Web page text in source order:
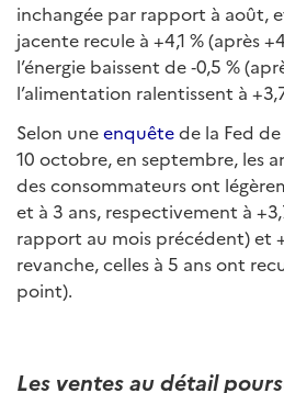
inchangée par rapport à août,
jacente recule à +4,1 % (après
l’énergie baissent de ‑0,5 %
l’alimentation ralentissent à
Selon uneenquêtede la Fed
10 octobre, en septembre, les
des consommateurs ont
et à 3 ans, respectivement à
rapport au mois précédent) et
revanche, celles à 5 ans ont
point).
Les ventes au détail